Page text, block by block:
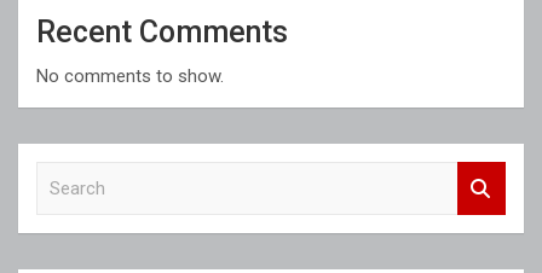
Recent Comments
No comments to show.